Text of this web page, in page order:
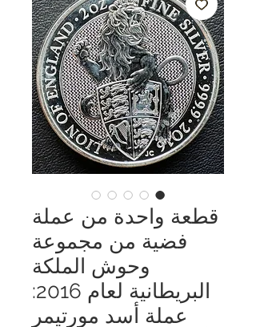
قطعة واحدة من عملة
فضية من مجموعة
وحوش الملكة
البريطانية لعام 2016:
عملة أسد مورتيمر